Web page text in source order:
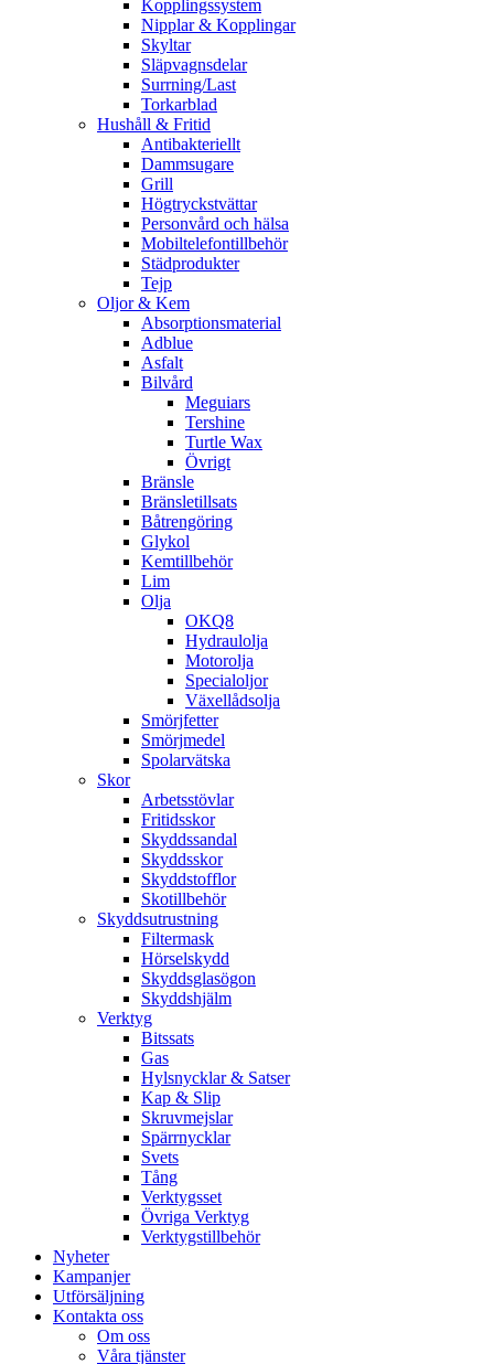
Kopplingssystem
Nipplar & Kopplingar
Skyltar
Släpvagnsdelar
Surrning/Last
Torkarblad
Hushåll & Fritid
Antibakteriellt​
Dammsugare
Grill
Högtryckstvättar
Personvård och hälsa
Mobiltelefontillbehör
Städprodukter
Tejp
Oljor & Kem
Absorptionsmaterial
Adblue
Asfalt
Bilvård
Meguiars
Tershine
Turtle Wax
Övrigt
Bränsle
Bränsletillsats
Båtrengöring
Glykol
Kemtillbehör
Lim
Olja
OKQ8
Hydraulolja
Motorolja
Specialoljor
Växellådsolja
Smörjfetter
Smörjmedel
Spolarvätska
Skor
Arbetsstövlar
Fritidsskor
Skyddssandal
Skyddsskor
Skyddstofflor
Skotillbehör
Skyddsutrustning
Filtermask
Hörselskydd
Skyddsglasögon
Skyddshjälm
Verktyg
Bitssats
Gas
Hylsnycklar & Satser
Kap & Slip
Skruvmejslar
Spärrnycklar
Svets
Tång
Verktygsset
Övriga Verktyg
Verktygstillbehör
Nyheter
Kampanjer
Utförsäljning
Kontakta oss
Om oss
Våra tjänster